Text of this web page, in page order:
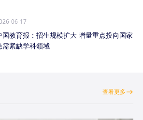
06-17
国教育报：招生规模扩大 增量重点投向国家
需紧缺学科领域
查看更多